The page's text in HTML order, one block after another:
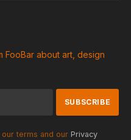
FooBar about art, design
terms and our Privacy